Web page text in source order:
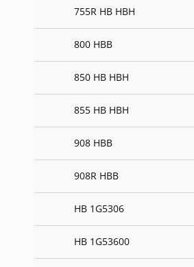
755R HB HBH
800 HBB
850 HB HBH
855 HB HBH
908 HBB
908R HBB
HB 1G5306
HB 1G53600